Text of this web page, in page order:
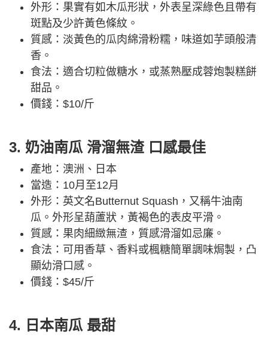
外形：果實有如木瓜形狀，外表呈深綠色且帶有
斑點及少許黃色條紋。
質感：淡黃色的瓜肉綿滑粉糯，味道如芋頭般清
香。
食法：適合切粒做糖水，或蒸熟壓成蓉炮製糕餅
甜品。
價錢：$10/斤
3. 奶油南瓜 滑溜無渣 口感最佳
產地：澳洲、日本
當造：10月至12月
外形：英文名Butternut Squash，又稱牛油南
瓜。外形呈葫蘆狀，黃褐色的表皮平滑。
質感：果肉細緻無渣，質感滑溜如忌廉。
食法：可用香草、香料或楓糖簡單調味焗製，凸
顯幼滑口感。
價錢：$45/斤
4. 日本南瓜 最甜